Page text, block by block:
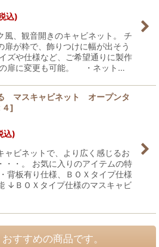
込)
風、観音開きのキャビネット。 チ
扉が粋で、飾りつけに幅が出そう
ズや仕様など、ご希望通りに製作
扉に変更も可能。 ・ネット…
マスキャビネット オープンタ
]
込)
ャビネットで、より広く感じるお
・・。 お気に入りのアイテムの特
背板有り仕様、ＢＯＸタイプ仕様
↓ＢＯＸタイプ仕様のマスキャビ
すすめの商品です。